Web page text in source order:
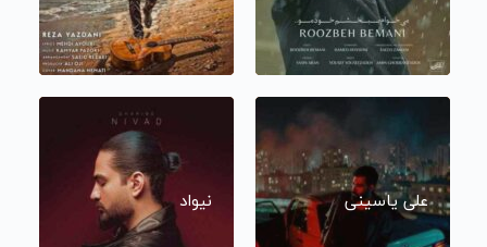
علی یاسینی نیواد